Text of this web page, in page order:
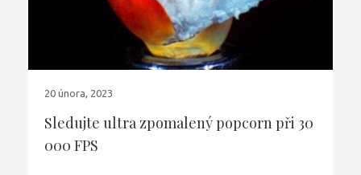
20 února, 2023
Sledujte ultra zpomalený popcorn při 30
000 FPS